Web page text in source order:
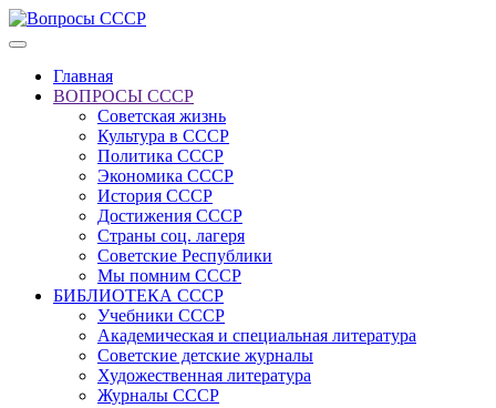
Главная
ВОПРОСЫ СССР
Советская жизнь
Культура в СССР
Политика СССР
Экономика СССР
История СССР
Достижения СССР
Страны соц. лагеря
Советские Республики
Мы помним СССР
БИБЛИОТЕКА СССР
Учебники СССР
Академическая и специальная литература
Советские детские журналы
Художественная литература
Журналы СССР